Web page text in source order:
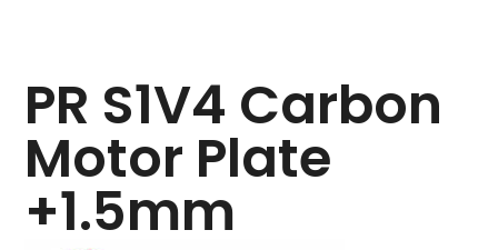
PR S1V4 Carbon
Motor Plate
+1.5mm